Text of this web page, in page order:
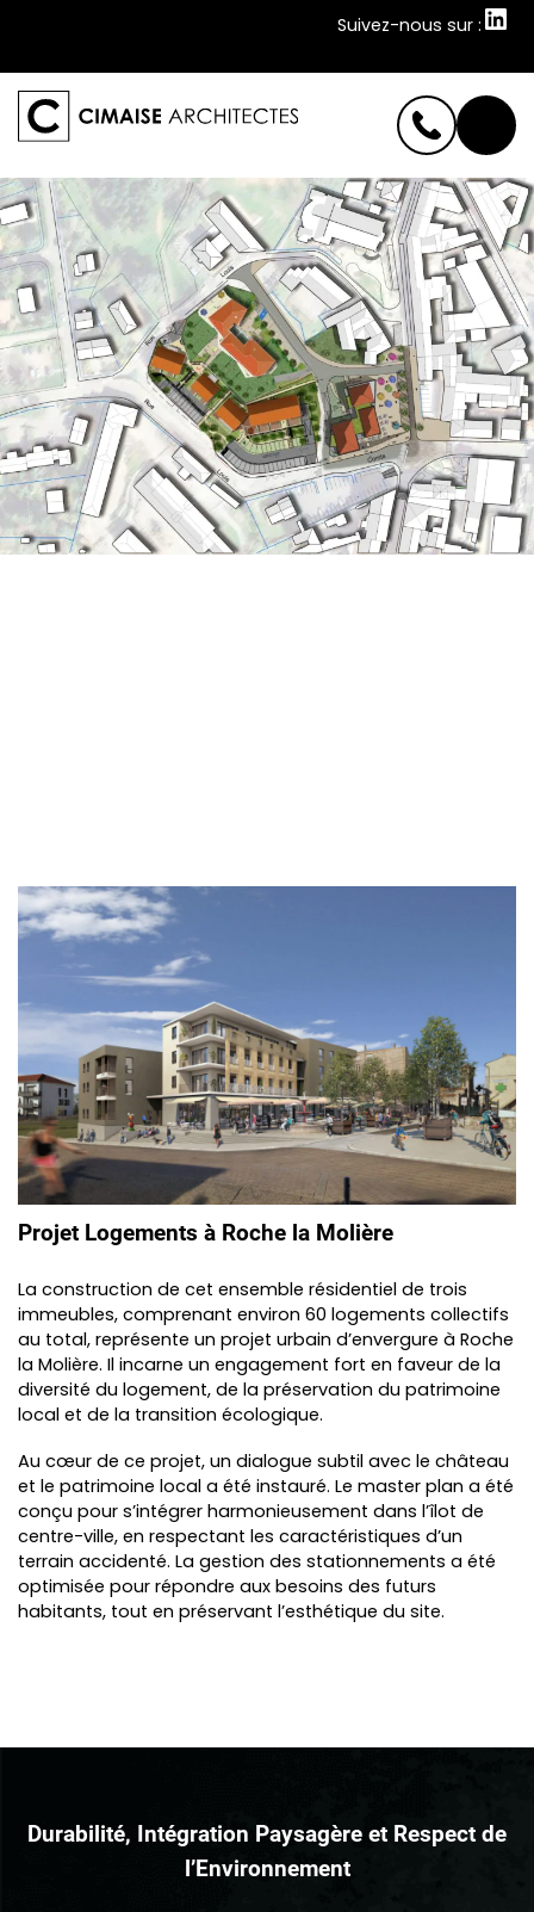
Suivez-nous sur : Suivez-nous sur :
Projet Logements à Roche la Molière
La construction de cet ensemble résidentiel de trois
immeubles, comprenant environ 60 logements collectifs
au total, représente un projet urbain d’envergure à Roche
la Molière. Il incarne un engagement fort en faveur de la
diversité du logement, de la préservation du patrimoine
local et de la transition écologique.
Au cœur de ce projet, un dialogue subtil avec le château
et le patrimoine local a été instauré. Le master plan a été
conçu pour s’intégrer harmonieusement dans l’îlot de
centre-ville, en respectant les caractéristiques d’un
terrain accidenté. La gestion des stationnements a été
optimisée pour répondre aux besoins des futurs
habitants, tout en préservant l’esthétique du site.
Durabilité, Intégration Paysagère et Respect de
l’Environnement